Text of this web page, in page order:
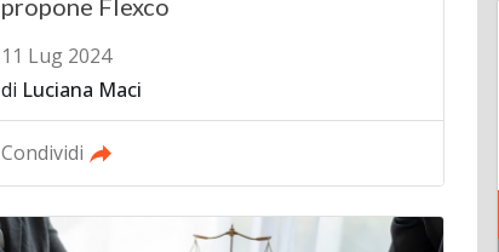
propone Flexco
11 Lug 2024
di Luciana Maci
Condividi